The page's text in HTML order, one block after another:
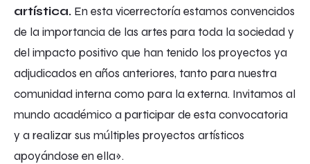
artística. En esta vicerrectoría estamos convencidos
de la importancia de las artes para toda la sociedad y
del impacto positivo que han tenido los proyectos ya
adjudicados en años anteriores, tanto para nuestra
comunidad interna como para la externa. Invitamos al
mundo académico a participar de esta convocatoria
y a realizar sus múltiples proyectos artísticos
apoyándose en ella».